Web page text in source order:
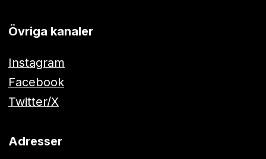
Övriga kanaler
Instagram
Facebook
Twitter/X
Adresser